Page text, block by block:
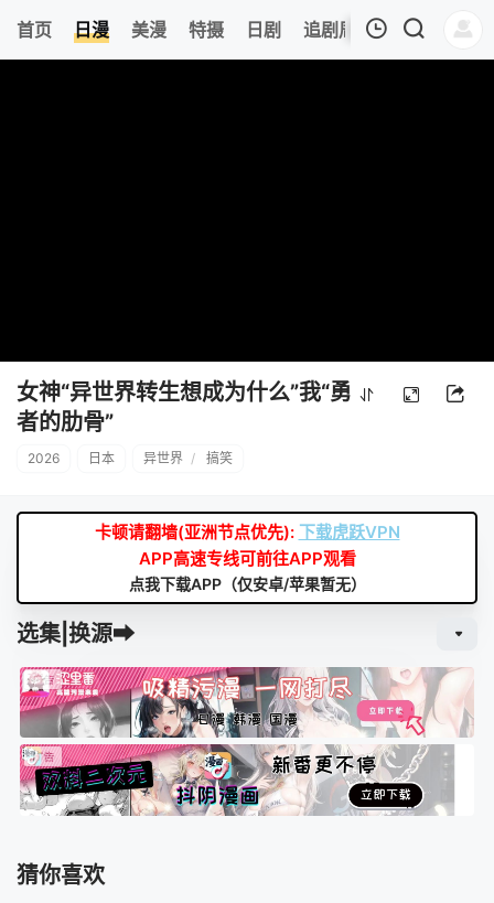
首页 日漫 美漫 特摄 日剧 追剧周表 今日更新
女神“异世界转生想成为什么”我“勇
者的肋骨”
2026 日本 异世界 / 搞笑
卡顿请翻墙(亚洲节点优先): 下载虎跃VPN
APP高速专线可前往APP观看
点我下载APP（仅安卓/苹果暂无）
选集|换源➡
猜你喜欢